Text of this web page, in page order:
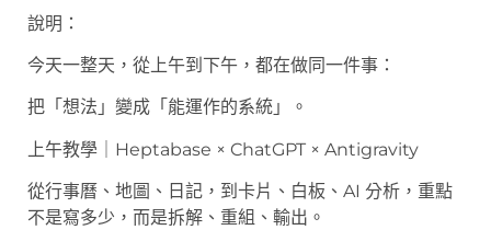
說明：
今天一整天，從上午到下午，都在做同一件事：
把「想法」變成「能運作的系統」。
上午教學｜Heptabase × ChatGPT × Antigravity
從行事曆、地圖、日記，到卡片、白板、AI 分析，重點
不是寫多少，而是拆解、重組、輸出。